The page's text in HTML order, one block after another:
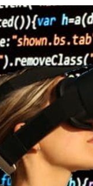
在現今的人工智慧時
有效的燃料。而它就
什麼是合成資料?
以電腦模擬或演算法
也就是說，是在數位